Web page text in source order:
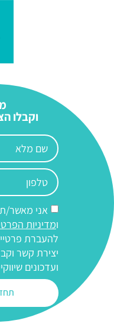
וקבלו
אני מאשר/
ומדיניות
להעברת
יצירת קשר
ועדכונים